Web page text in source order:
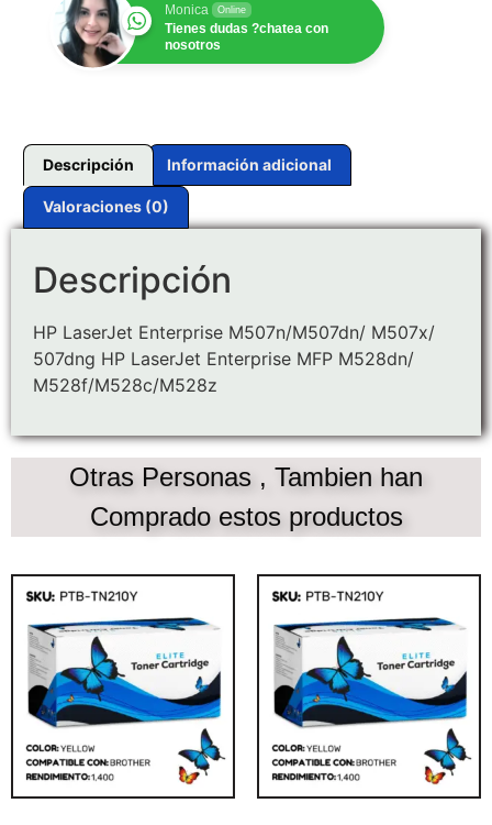
Monica Online
Tienes dudas ?chatea con
nosotros
Descripción Información adicional
Valoraciones (0)
Descripción
HP LaserJet Enterprise M507n/M507dn/ M507x/
507dng HP LaserJet Enterprise MFP M528dn/
M528f/M528c/M528z
Otras Personas , Tambien han
Comprado estos productos